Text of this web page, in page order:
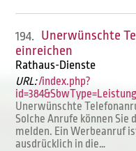
194. Unerwünschte
einreichen
Rathaus-Dienste
URL:/index.php?
Unerwünschte
Solche Anrufe können Sie
melden. Ein Werbeanruf
ausdrücklich in die…